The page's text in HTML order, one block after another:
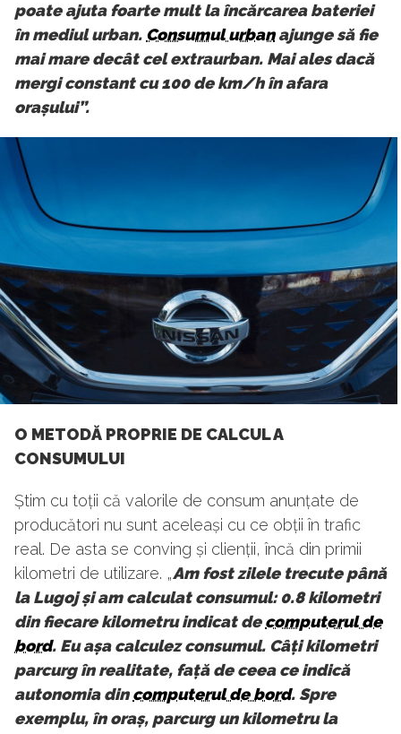
poate ajuta foarte mult la încărcarea bateriei
în mediul urban. Consumul urbanajunge să fie
mai mare decât cel extraurban. Mai ales dacă
mergi constant cu 100 de km/h în afara
orașului”.
O METODĂ PROPRIE DE CALCUL A
CONSUMULUI
Știm cu toții că valorile de consum anunțate de
producători nu sunt aceleași cu ce obții în trafic
real. De asta se conving și clienții, încă din primii
kilometri de utilizare. „Am fost zilele trecute până
la Lugoj și am calculat consumul: 0.8 kilometri
din fiecare kilometru indicat decomputerul de
bord. Eu așa calculez consumul. Câți kilometri
parcurg în realitate, față de ceea ce indică
autonomia dincomputerul de bord. Spre
exemplu, în oraș, parcurg un kilometru la